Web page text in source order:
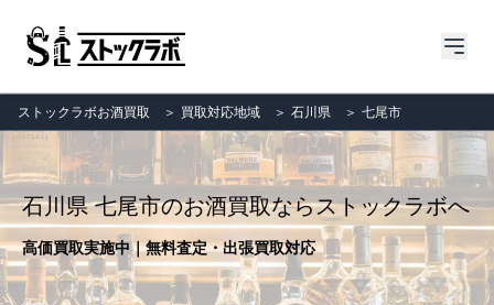
ストックラボお酒買取 ＞ 買取対応地域 ＞ 石川県 ＞ 七尾市
石川県 七尾市のお酒買取ならストックラボへ
高価買取実施中｜無料査定・出張買取対応